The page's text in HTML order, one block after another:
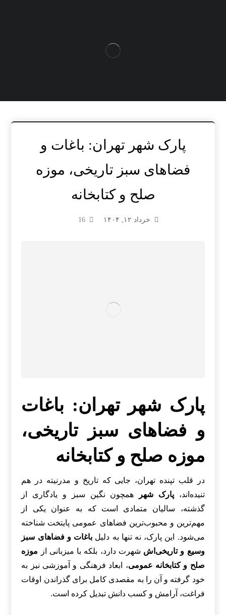
پارک شهر تهران: باغات و
فضاهای سبز تاریخی، موزه
صلح و کتابخانه
خرداد ۱۲, ۱۴۰۴ 16
پارک شهر تهران: باغات
و فضاهای سبز تاریخی،
موزه صلح و کتابخانه
در قلب تپنده تهران، جایی که تاریخ و مدرنیته در هم
تنیده‌اند،پارک شهر
همچون نگین سبز و یادگاری از
گذشته، سالیان متمادی است که به عنوان یکی از
مهم‌ترین و محبوب‌ترین فضاهای عمومی پایتخت شناخته
می‌شود. این پارک، نه تنها به دلیل باغات و فضاهای سبز
وسیع و تاریخی‌اش شهرت دارد، بلکه با میزبانی از موزه
صلح و کتابخانه عمومی، ابعاد فرهنگی و آموزشی نیز به
خود گرفته و آن را به مقصدی کامل برای گذراندن اوقات
فراغت، آرامش و کسب دانش تبدیل کرده است.